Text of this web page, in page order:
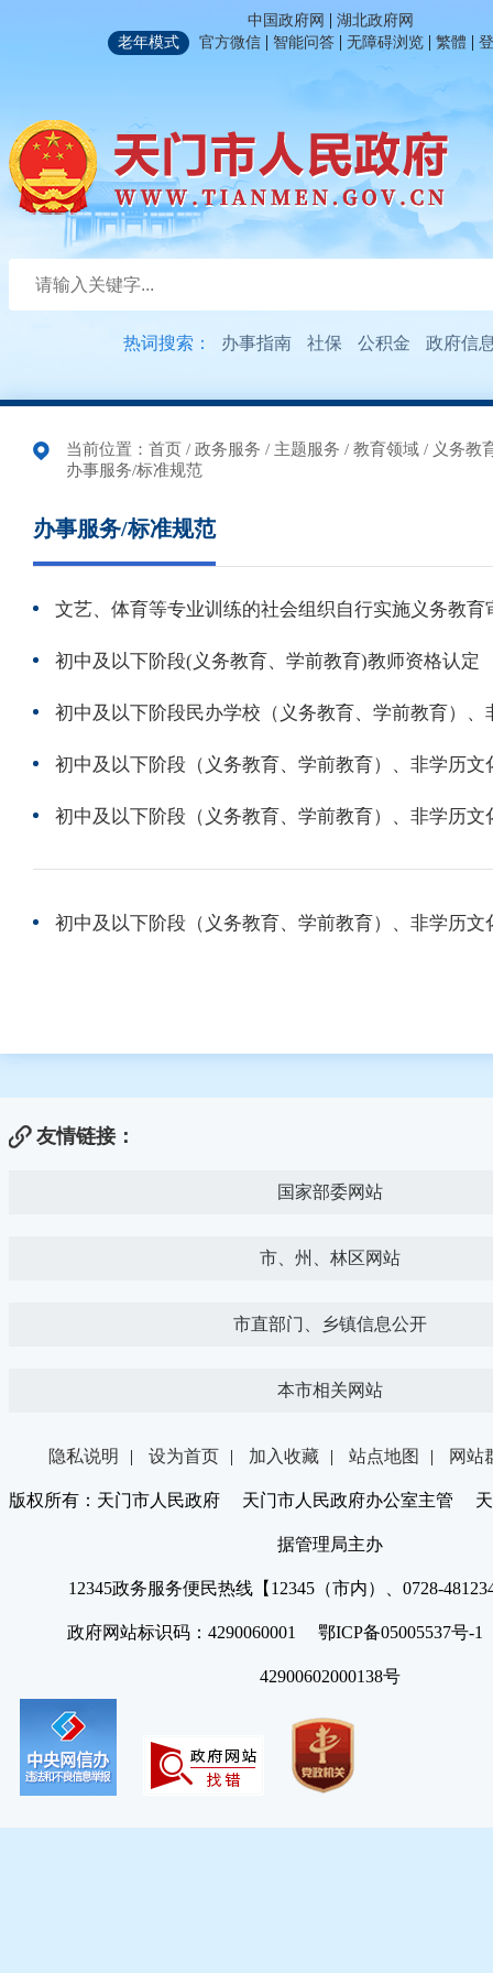
中国政府网 | 湖北政府网
老年模式
官方微信 | 智能问答 | 无障碍浏览 | 繁體 |
热词搜索： 办事指南 社保 公积金 政府信
当前位置： 首页 / 政务服务 / 主题服务 / 教育领域 / 义务教
办事服务/标准规范
办事服务/标准规范
文艺、体育等专业训练的社会组织自行实施义务教育
初中及以下阶段(义务教育、学前教育)教师资格认定
友情链接：
国家部委网站
市、州、林区网站
市直部门、乡镇信息公开
本市相关网站
隐私说明 | 设为首页 | 加入收藏 | 站点地图 | 网站
版权所有：天门市人民政府 天门市人民政府办公室主管 天
据管理局主办
12345政务服务便民热线【12345（市内）、0728-
政府网站标识码：4290060001 鄂ICP备05005537号
42900602000138号